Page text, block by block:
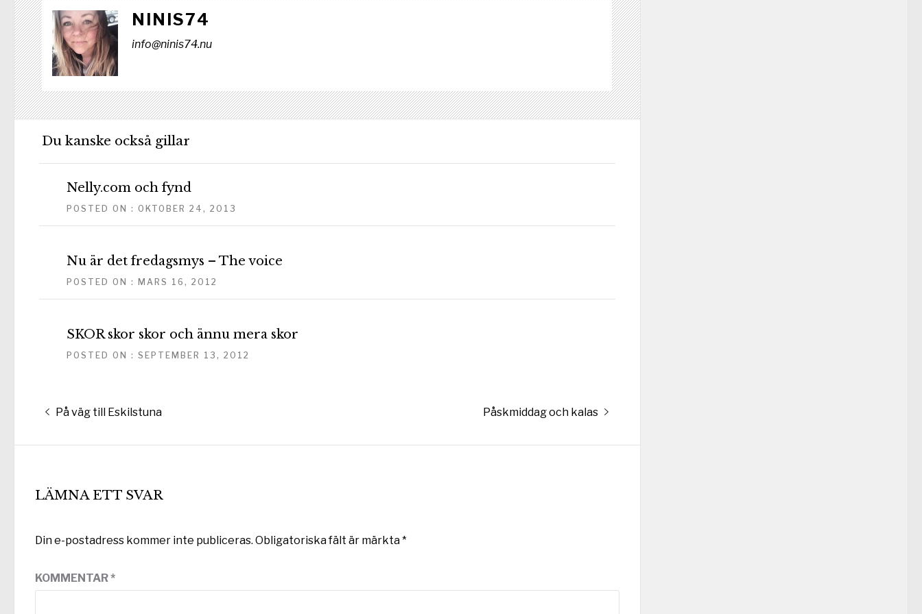
NINIS74
info@ninis74.nu
Du kanske också gillar
Nelly.com och fynd
POSTED ON : OKTOBER 24, 2013
Nu är det fredagsmys – The voice
POSTED ON : MARS 16, 2012
SKOR skor skor och ännu mera skor
POSTED ON : SEPTEMBER 13, 2012
Inläggsnavigering
Föregående
På väg till Eskilstuna
Nästa
Påskmiddag och kalas
LÄMNA ETT SVAR
Din e-postadress kommer inte publiceras. Obligatoriska fält är märkta*
KOMMENTAR*